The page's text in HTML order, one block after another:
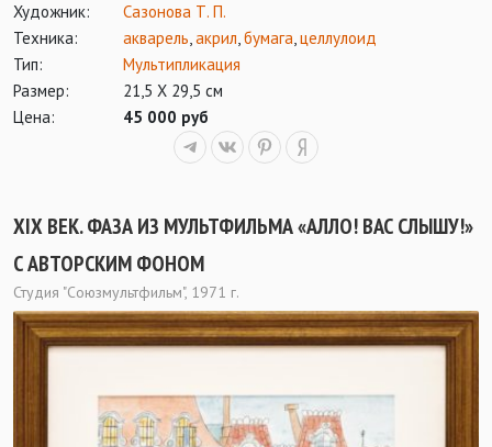
Художник:
Сазонова Т. П.
Техника:
акварель,акрил,бумага,целлулоид
Тип:
Мультипликация
Размер:
21,5 Х 29,5 см
Цена:
45 000 руб
XIX ВЕК. ФАЗА ИЗ МУЛЬТФИЛЬМА «АЛЛО! ВАС СЛЫШУ!»
С АВТОРСКИМ ФОНОМ
Студия "Союзмультфильм", 1971 г.